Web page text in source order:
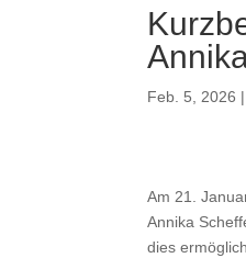
Feb. 5, 2026 |
Am 21.
Annika
dies